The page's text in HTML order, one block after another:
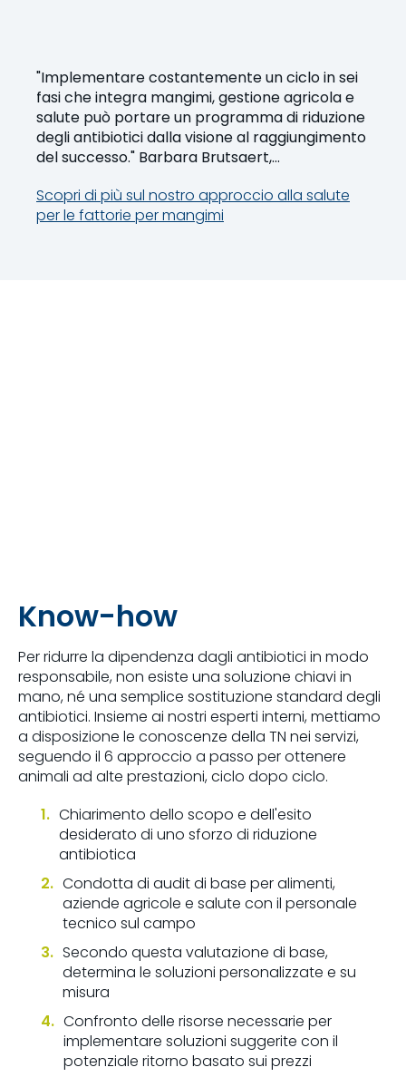
"Implementare costantemente un ciclo in sei
fasi che integra mangimi, gestione agricola e
salute può portare un programma di riduzione
degli antibiotici dalla visione al raggiungimento
del successo." Barbara Brutsaert,
Salute Avicola
Scopri di più sul nostro approccio alla salute
per le fattorie per mangimi
Know-how
Per ridurre la dipendenza dagli antibiotici in modo
responsabile, non esiste una soluzione chiavi in
mano, né una semplice sostituzione standard degli
antibiotici. Insieme ai nostri esperti interni, mettiamo
a disposizione le conoscenze della TN nei servizi,
seguendo il 6 approccio a passo per ottenere
animali ad alte prestazioni, ciclo dopo ciclo.
Chiarimento dello scopo e dell'esito
desiderato di uno sforzo di riduzione
antibiotica
Condotta di audit di base per alimenti,
aziende agricole e salute con il personale
tecnico sul campo
Secondo questa valutazione di base,
determina le soluzioni personalizzate e su
misura
Confronto delle risorse necessarie per
implementare soluzioni suggerite con il
potenziale ritorno basato sui prezzi